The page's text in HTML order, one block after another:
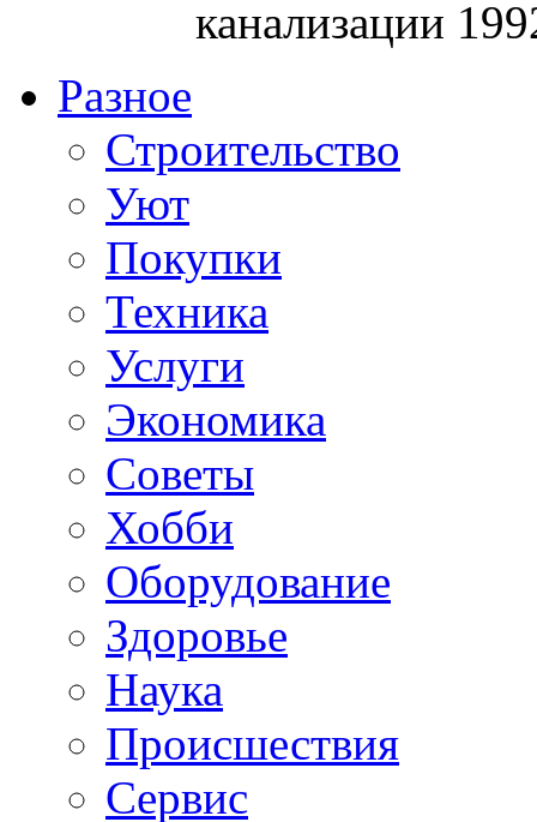
канализации
Разное
Строительство
Уют
Покупки
Техника
Услуги
Экономика
Советы
Хобби
Oборудование
Здоровье
Наука
Происшествия
Сервис